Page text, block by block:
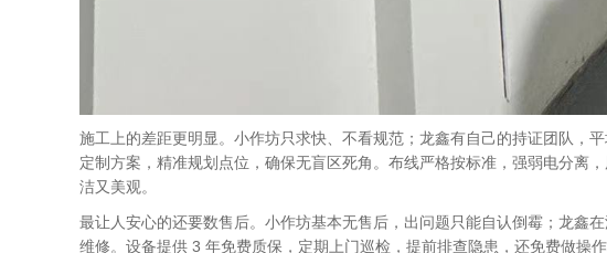
施工上的差距更明显。小作坊只求快、不看规范；龙鑫有自己的持证团队，
定制方案，精准规划点位，确保无盲区死角。布线严格按标准，强弱电分离
洁又美观。
最让人安心的还要数售后。小作坊基本无售后，出问题只能自认倒霉；龙鑫
维修。设备提供 3 年免费质保，定期上门巡检，提前排查隐患，还免费做操